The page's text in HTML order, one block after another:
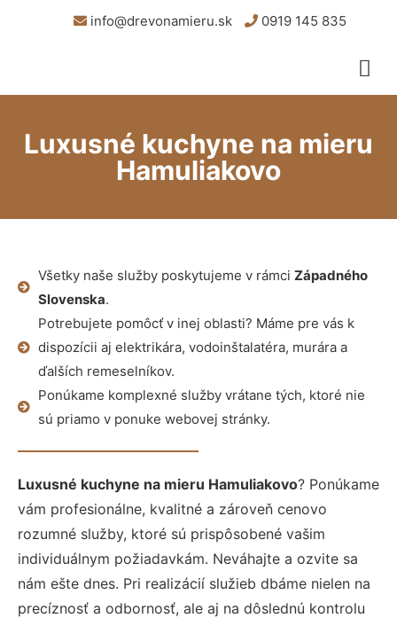
info@drevonamieru.sk 0919 145 835
Luxusné kuchyne na mieru
Hamuliakovo
Všetky naše služby poskytujeme v rámci Západného
Slovenska.
Potrebujete pomôcť v inej oblasti? Máme pre vás k
dispozícii aj elektrikára, vodoinštalatéra, murára a
ďalších remeselníkov.
Ponúkame komplexné služby vrátane tých, ktoré nie
sú priamo v ponuke webovej stránky.
Luxusné kuchyne na mieru Hamuliakovo? Ponúkame
vám profesionálne, kvalitné a zároveň cenovo
rozumné služby, ktoré sú prispôsobené vašim
individuálnym požiadavkám. Neváhajte a ozvite sa
nám ešte dnes. Pri realizácií služieb dbáme nielen na
precíznosť a odbornosť, ale aj na dôslednú kontrolu